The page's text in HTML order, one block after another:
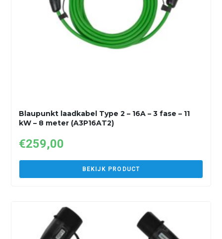
Blaupunkt laadkabel Type 2 – 16A – 3 fase – 11
kW – 8 meter (A3P16AT2)
€259,00
BEKIJK PRODUCT